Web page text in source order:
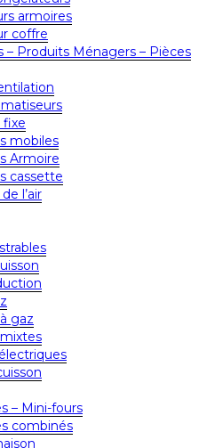
armoires
coffre
– Produits Ménagers – Pièces
fixe
mobiles
Armoire
cassette
l’air
gaz
– Mini-fours
combinés